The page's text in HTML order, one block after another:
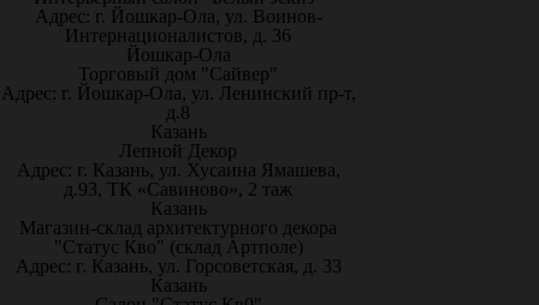
Адрес: г. Йошкар-Ола, ул. Воинов-
Интернационалистов, д. 36
Йошкар-Ола
Торговый дом "Сайвер"
Адрес: г. Йошкар-Ола, ул. Ленинский пр-т,
д.8
Казань
Лепной Декор
Адрес: г. Казань, ул. Хусаина Ямашева,
д.93, ТК «Савиново», 2 таж
Казань
Магазин-склад архитектурного декора
"Статус Кво" (склад Артполе)
Адрес: г. Казань, ул. Горсоветская, д. 33
Казань